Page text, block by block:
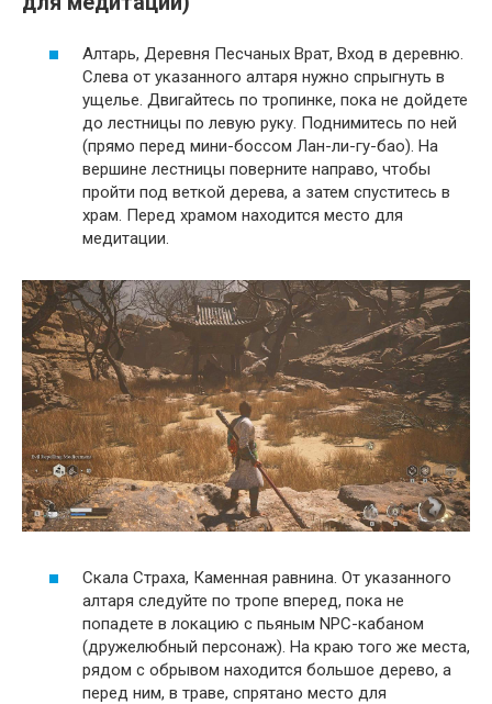
Алтарь, Деревня Песчаных Врат, Вход в деревню.
Слева от указанного алтаря нужно спрыгнуть в
ущелье. Двигайтесь по тропинке, пока не дойдете
до лестницы по левую руку. Поднимитесь по ней
(прямо перед мини-боссом Лан-ли-гу-бао). На
вершине лестницы поверните направо, чтобы
пройти под веткой дерева, а затем спуститесь в
храм. Перед храмом находится место для
медитации.
Скала Страха, Каменная равнина. От указанного
алтаря следуйте по тропе вперед, пока не
попадете в локацию с пьяным NPC-кабаном
(дружелюбный персонаж). На краю того же места,
рядом с обрывом находится большое дерево, а
перед ним, в траве, спрятано место для